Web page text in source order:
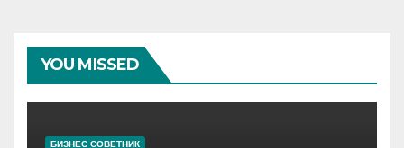
YOU MISSED
БИЗНЕС СОВЕТНИК